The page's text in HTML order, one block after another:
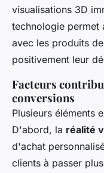
visualisations 3D
technologie permet
avec les produits
positivement leur
Facteurs
conversions
Plusieurs éléments
D'abord, la réalité
d'achat
clients à passer